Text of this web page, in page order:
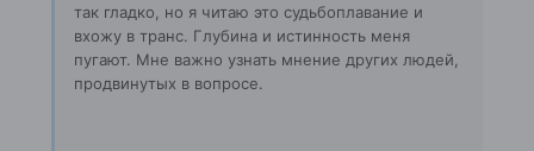
так гладко, но я читаю это судьбоплавание и
вхожу в транс. Глубина и истинность меня
пугают. Мне важно узнать мнение других людей,
продвинутых в вопросе.